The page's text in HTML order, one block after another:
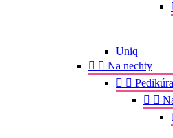
Uniq
  Na nechty
  Pedikúra
 